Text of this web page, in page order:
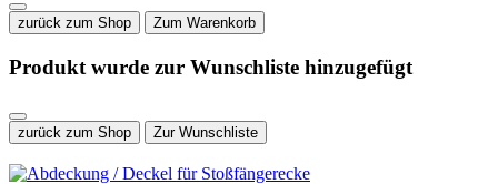
zurück zum Shop Zum Warenkorb
Produkt wurde zur Wunschliste hinzugefügt
zurück zum Shop Zur Wunschliste